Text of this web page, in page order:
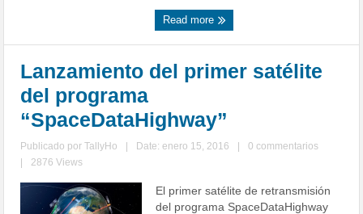
Read more
Lanzamiento del primer satélite
del programa
“SpaceDataHighway”
Publicado porTallyHo Date: enero 15, 2016
0 commentarios
2876 Views
El primer satélite de retransmisión
del programa SpaceDataHighway